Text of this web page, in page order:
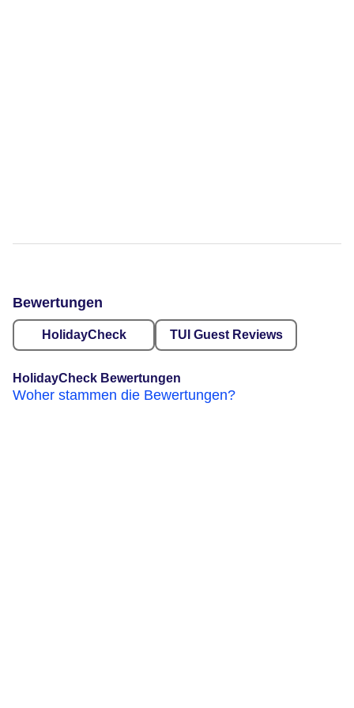
Bewertungen
HolidayCheck TUI Guest Reviews
HolidayCheck Bewertungen
Woher stammen die Bewertungen?